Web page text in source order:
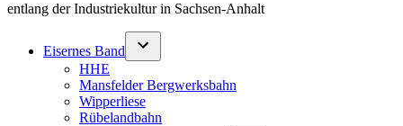
entlang der Industriekultur in Sachsen-Anhalt
Eisernes Band
HHE
Mansfelder Bergwerksbahn
Wipperliese
Rübelandbahn